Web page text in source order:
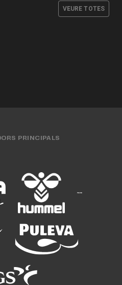
VEURE TOTES
de l'equip
al curs 26-27
PRINCIPALS